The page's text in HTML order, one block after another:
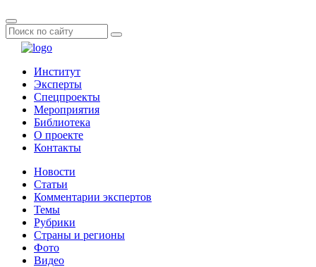
Институт
Эксперты
Спецпроекты
Мероприятия
Библиотека
О проекте
Контакты
Новости
Статьи
Комментарии экспертов
Темы
Рубрики
Страны и регионы
Фото
Видео